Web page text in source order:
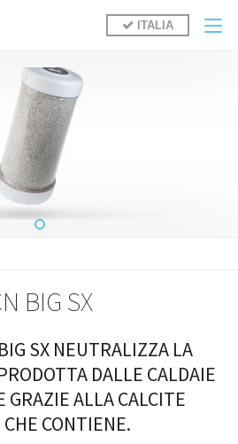
ITALIA
BIG SX
SX NEUTRALIZZA LA
DALLE CALDAIE
GRAZIE ALLA CALCITE
CONTIENE.